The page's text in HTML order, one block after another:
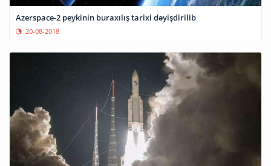
Azerspace-2 peykinin buraxılış tarixi dəyişdirilib
20-08-2018